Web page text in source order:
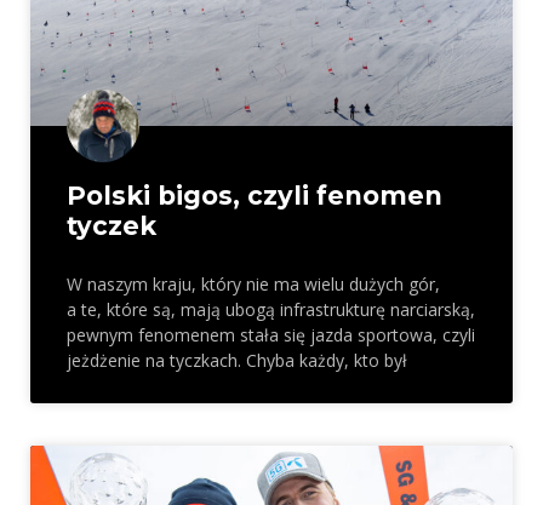
Polski bigos, czyli fenomen
tyczek
W naszym kraju, który nie ma wielu dużych gór,
a te, które są, mają ubogą infrastrukturę narciarską,
pewnym fenomenem stała się jazda sportowa, czyli
jeżdżenie na tyczkach. Chyba każdy, kto był